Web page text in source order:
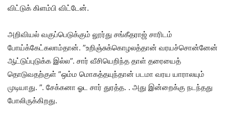
விட்டுக் கிளம்பி விட்டேன்.
அறிவியல் வகுப்பெடுக்கும் லூர்து சங்கீதராஜ் சாரிடம்
போய்க்கேட்கலாம்தான். ”உறிஞ்சுக்கொழலத்தான் வரயச்சொன்னேன்
ஆட்டுப்புடுக்க இல்ல”. சார் வீசியெறிந்த தாள் தரையைத்
தொடுவதற்குள் ”ஒம்ம மொகத்தயுந்தான் படமா வரய யாராலயும்
முடியாது. ”. சேக்கனா ஓட சார் துரத்த. . அது இன்றைக்கு நடந்தது
போலிருக்கிறது.